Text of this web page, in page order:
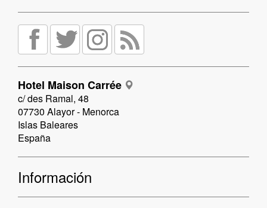
Hotel Maison Carrée
c/ des Ramal, 48
07730 Alayor - Menorca
Islas Baleares
España
Información